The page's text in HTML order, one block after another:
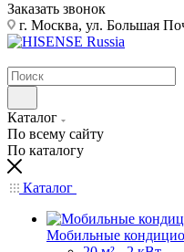
Заказать звонок
г. Москва, ул. Большая
Каталог
По всему сайту
По каталогу
Каталог
Мобильные